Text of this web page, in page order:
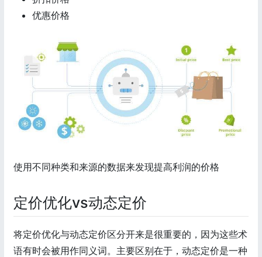
优惠价格
使用不同种类和来源的数据来发现提高利润的价格
定价优化vs动态定价
将定价优化与动态定价区分开来是很重要的，因为这些术
语有时会被用作同义词。主要区别在于，动态定价是一种